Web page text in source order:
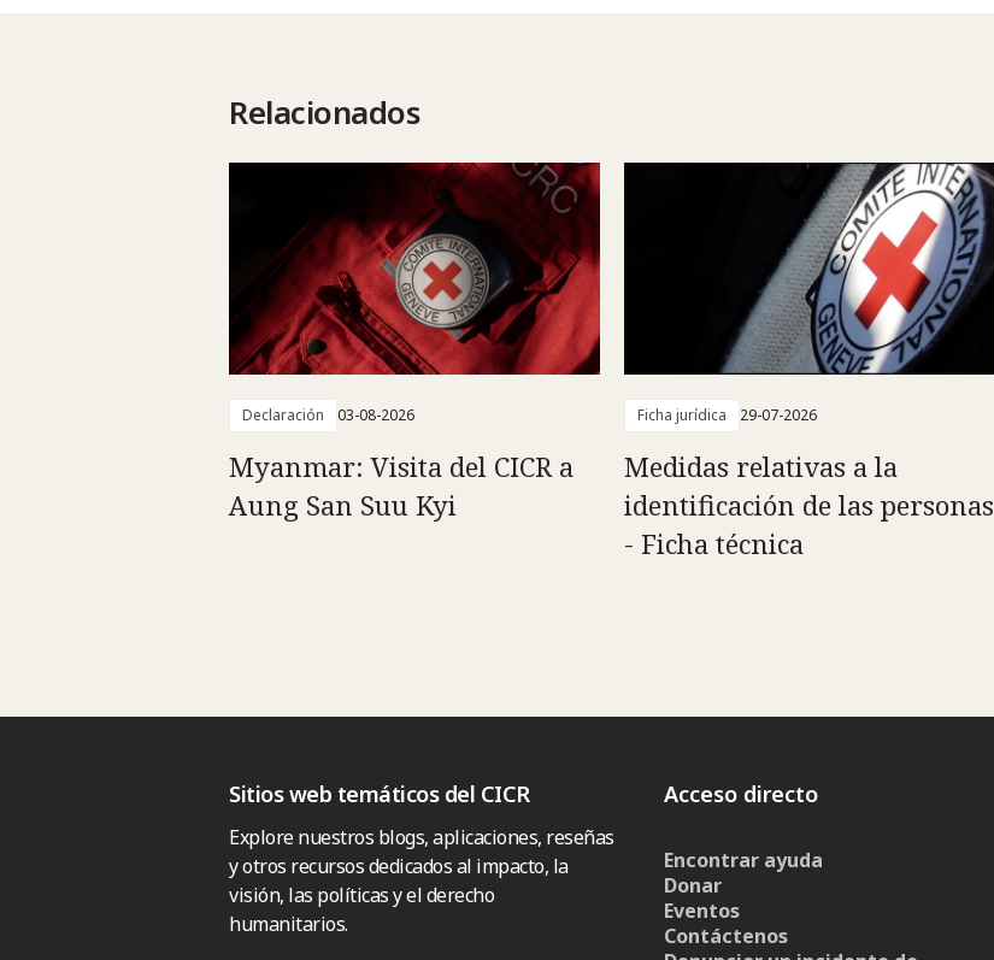
Relacionados
Declaración 03-08-2026
Myanmar: Visita del CICR a
Aung San Suu Kyi
Ficha jurídica 29-07-2026
Medidas relativas a la
identificación de las personas
- Ficha técnica
Sitios web temáticos del CICR
Explore nuestros blogs, aplicaciones, reseñas
y otros recursos dedicados al impacto, la
visión, las políticas y el derecho
humanitarios.
Acceso directo
Encontrar ayuda
Donar
Eventos
Contáctenos